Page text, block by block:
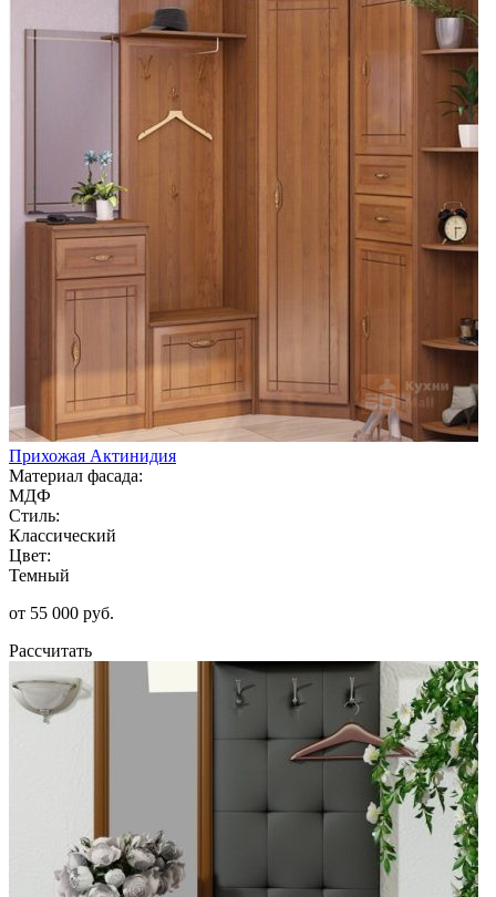
Прихожая Актинидия
Материал фасада:
МДФ
Стиль:
Классический
Цвет:
Темный
от 55 000 руб.
Рассчитать